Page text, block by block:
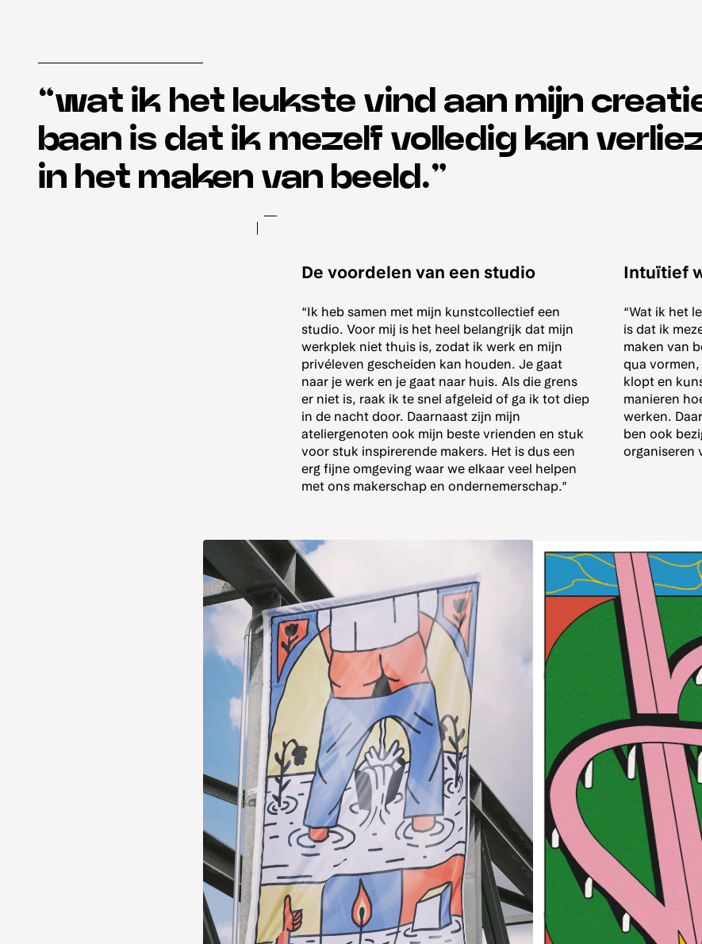
“wat ik het leukste vind aan mijn
baan is dat ik mezelf volledig kan
in het maken van beeld.”
De voordelen van een studio
“Ik heb samen met mijn kunstcollectief een
studio. Voor mij is het heel belangrijk dat mijn
werkplek niet thuis is, zodat ik werk en mijn
privéleven gescheiden kan houden. Je gaat
naar je werk en je gaat naar huis. Als die grens
er niet is, raak ik te snel afgeleid of ga ik tot diep
in de nacht door. Daarnaast zijn mijn
ateliergenoten ook mijn beste vrienden en stuk
voor stuk inspirerende makers. Het is dus een
erg fijne omgeving waar we elkaar veel helpen
met ons makerschap en ondernemerschap.”
Intuïtief
“Wat ik het
is dat ik
maken van
qua
klopt en
manieren
werken.
ben ook
organiseren